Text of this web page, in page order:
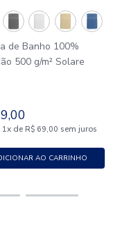
de Banho 100%
500 g/m² Solare
,00
1x de R$ 69,00 sem juros
AO CARRINHO